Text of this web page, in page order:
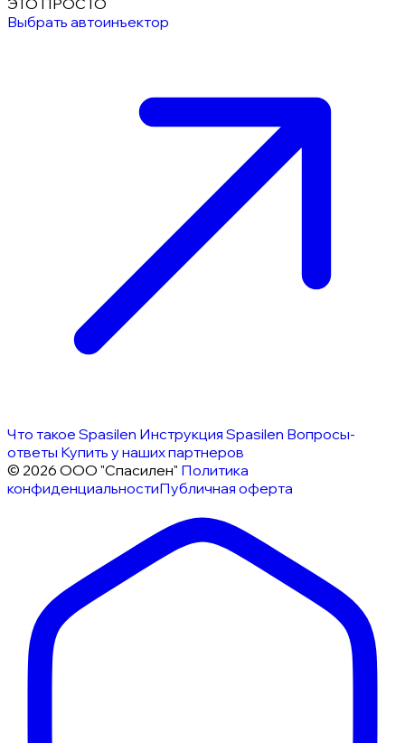
Выбрать автоинъектор
Что такое Spasilen Инструкция Spasilen Вопросы-
ответы Купить у наших партнеров
© 2026 ООО "Спасилен" Политика
конфиденциальностиПубличная оферта